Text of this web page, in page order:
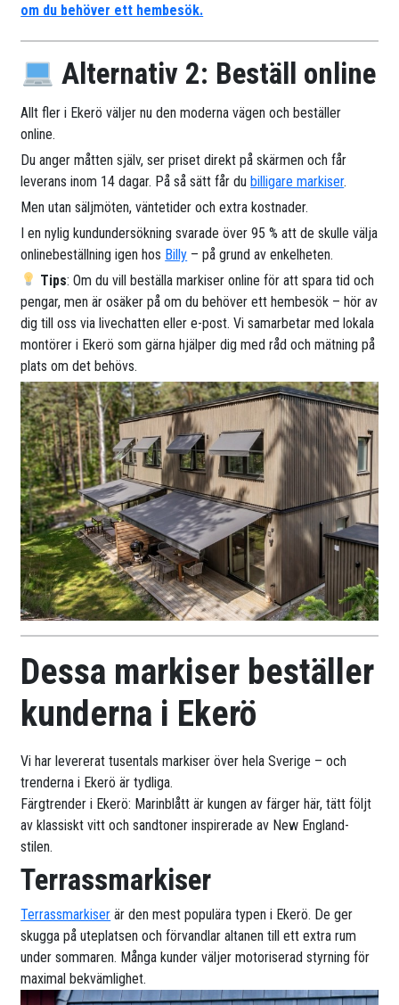
om du behöver ett hembesök.
Alternativ 2: Beställ online
Allt fler i Ekerö väljer nu den moderna vägen och beställer
online.
Du anger måtten själv, ser priset direkt på skärmen och får
leverans inom 14 dagar. På så sätt får dubilligare markiser.
Men utan säljmöten, väntetider och extra kostnader.
I en nylig kundundersökning svarade över 95 % att de skulle välja
onlinebeställning igen hos Billy – på grund av enkelheten.
Tips: Om du vill beställa markiser online för att spara tid och
pengar, men är osäker på om du behöver ett hembesök – hör av
dig till oss via livechatten eller e-post. Vi samarbetar med lokala
montörer i Ekerö som gärna hjälper dig med råd och mätning på
plats om det behövs.
Dessa markiser beställer
kunderna i Ekerö
Vi har levererat tusentals markiser över hela Sverige – och
trenderna i Ekerö är tydliga.
Färgtrender i Ekerö: Marinblått är kungen av färger här, tätt följt
av klassiskt vitt och sandtoner inspirerade av New England-
stilen.
Terrassmarkiser
Terrassmarkiser är den mest populära typen i Ekerö. De ger
skugga på uteplatsen och förvandlar altanen till ett extra rum
under sommaren. Många kunder väljer motoriserad styrning för
maximal bekvämlighet.